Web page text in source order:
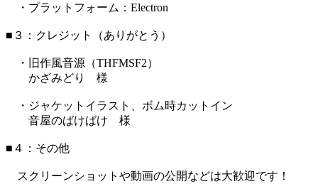
・プラットフォーム：Electron
■３：クレジット（ありがとう）
・旧作風音源（THFMSF2）
かざみどり 様
・ジャケットイラスト、ボム時カットイン
音屋のばけばけ 様
■４：その他
スクリーンショットや動画の公開などは大歓迎です！